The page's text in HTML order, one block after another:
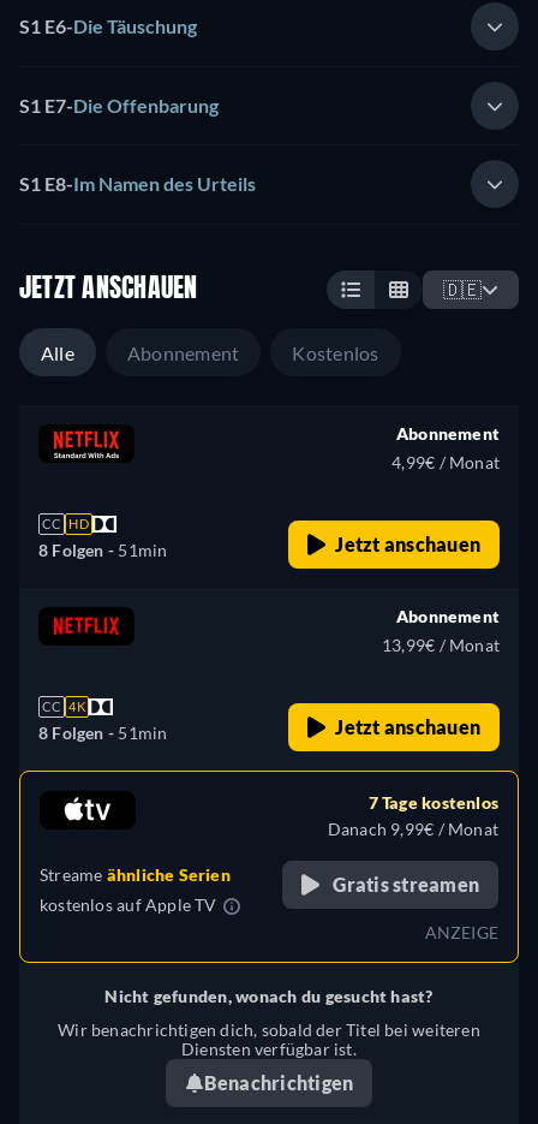
S1 E6-Die Täuschung
S1 E7-Die Offenbarung
S1 E8-Im Namen des Urteils
JETZT ANSCHAUEN 🇩🇪
Alle Abonnement Kostenlos
CC HD
8 Folgen - 51min
Abonnement
4,99€ / Monat
Jetzt anschauen
CC 4K
8 Folgen - 51min
Abonnement
13,99€ / Monat
Jetzt anschauen
Streame ähnliche Serien
kostenlos aufApple TV
7 Tage kostenlos
Danach 9,99€ / Monat
Gratis streamen
ANZEIGE
Nicht gefunden, wonach du gesucht hast?
Wir benachrichtigen dich, sobald der Titel bei weiteren
Diensten verfügbar ist.
Benachrichtigen